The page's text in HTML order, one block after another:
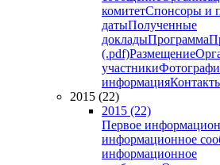
комитетСпонсоры и
датыПолученные
докладыПрограмма
(.pdf)Размещение
участники
информация
2015 (22)
2015 (22)
Первое
информационное
информационное